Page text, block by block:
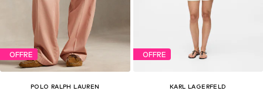
OFFRE
POLO RALPH LAUREN
OFFRE
KARL LAGERFELD